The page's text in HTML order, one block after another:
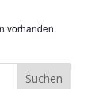
vorhanden.